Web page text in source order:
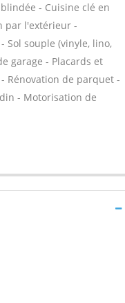
- Cuisine clé en
par l'extérieur -
Sol souple (vinyle, lino,
garage - Placards et
Rénovation de parquet -
- Motorisation de